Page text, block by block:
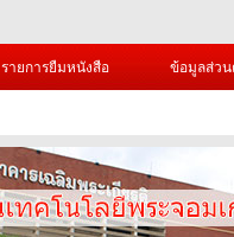
รายการยืมหนังสือ ข้อมูลส่ว